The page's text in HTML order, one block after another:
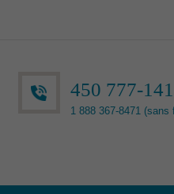
450 777-
1 888 367-8471 (sans